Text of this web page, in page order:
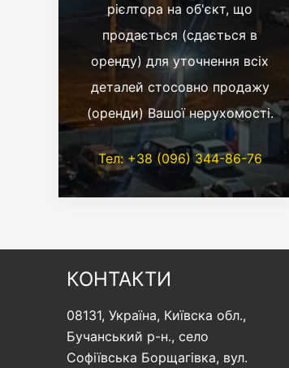
рієлтора на об'єкт, що
продається (сдається в
оренду) для уточнення всіх
деталей стосовно продажу
(оренди) Вашої нерухомості.
Тел: +38 (096) 344-86-76
КОНТАКТИ
08131, Україна, Київска обл.,
Бучанський р-н., село
Софіївська Борщагівка, вул.